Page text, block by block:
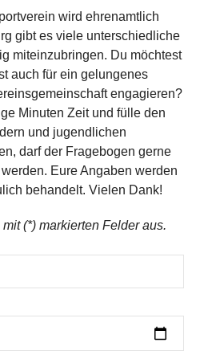
wird ehrenamtlich
gibt es viele unterschiedliche
miteinzubringen. Du möchtest
auch für ein gelungenes
engagieren?
Minuten Zeit und fülle den
und jugendlichen
darf der Fragebogen gerne
Eure Angaben werden
behandelt. Vielen Dank!
(*) markierten Felder aus.